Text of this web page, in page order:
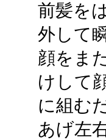
前髪を
外して
顔をま
けして
に組む
あげ左